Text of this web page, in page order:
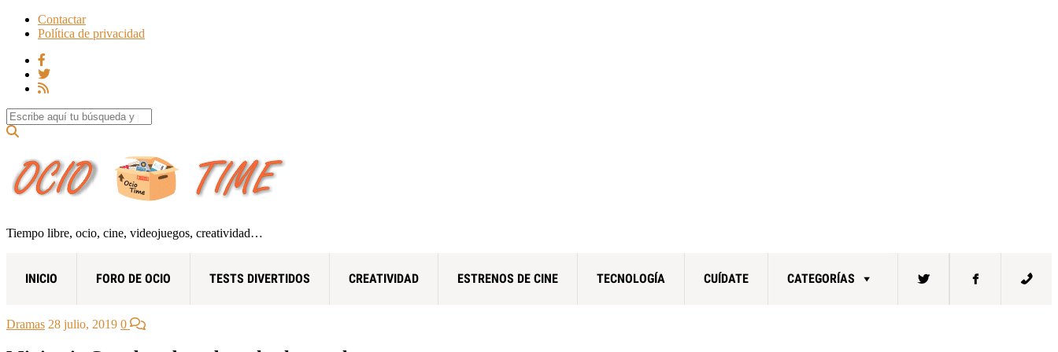
Contactar
Política de privacidad
Search for:
Tiempo libre, ocio, cine, videojuegos, creatividad…
INICIO FORO DE OCIO TESTS DIVERTIDOS CREATIVIDAD ESTRENOS DE CINE TECNOLOGÍA CUÍDATE CATEGORÍAS
Dramas 28 julio, 2019 0